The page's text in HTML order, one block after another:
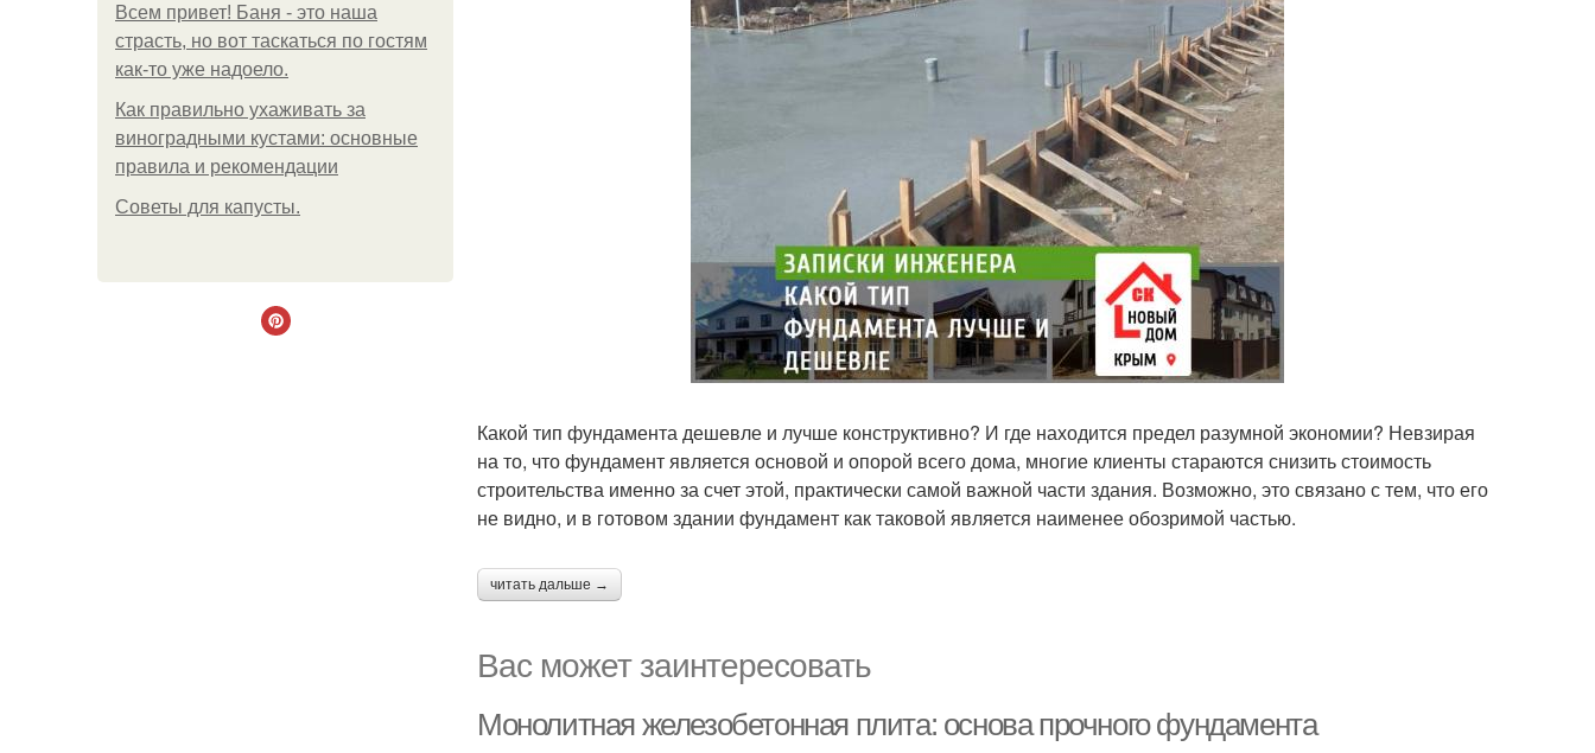
Всем привет! Баня - это наша
страсть, но вот таскаться по гостям
как-то уже надоело.
Как правильно ухаживать за
виноградными кустами: основные
правила и рекомендации
Советы для капусты.
Какой тип фундамента дешевле и лучше конструктивно? И где находится предел разумной экономии? Невзирая
на то, что фундамент является основой и опорой всего дома, многие клиенты стараются снизить стоимость
строительства именно за счет этой, практически самой важной части здания. Возможно, это связано с тем, что его
не видно, и в готовом здании фундамент как таковой является наименее обозримой частью.
читать дальше →
Вас может заинтересовать
Монолитная железобетонная плита: основа прочного фундамента